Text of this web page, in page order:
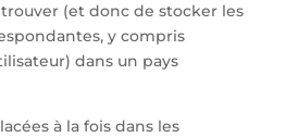
(et donc de stocker les
y compris
dans un pays
à la fois dans les